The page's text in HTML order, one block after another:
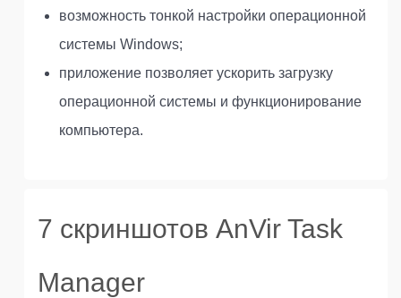
возможность тонкой настройки операционной
системы Windows;
приложение позволяет ускорить загрузку
операционной системы и функционирование
компьютера.
7 скриншотов AnVir Task
Manager